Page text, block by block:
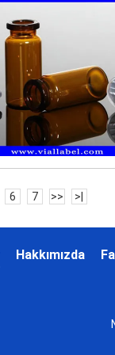
6 7 >> >|
Hakkımızda